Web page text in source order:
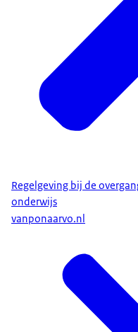
Regelgeving bij de
onderwijs
vanponaarvo.nl